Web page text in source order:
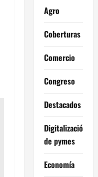
Agro
Coberturas
Comercio
Congreso
Destacados
Digitalización
de pymes
Economía